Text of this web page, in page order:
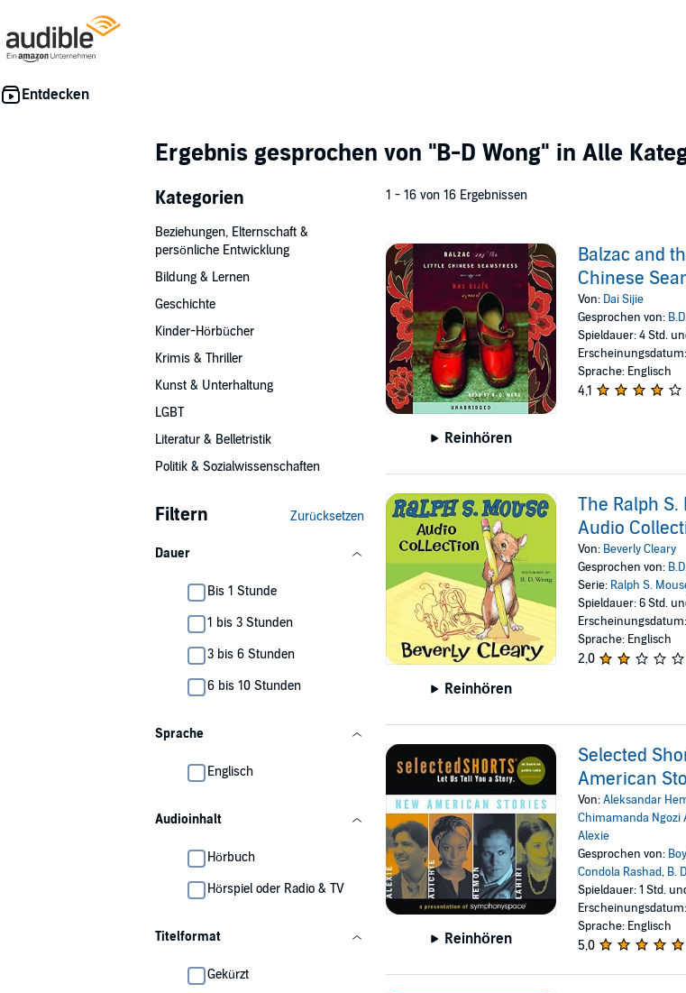
Ergebnis gesprochen von "B-D Wong" in Alle
Kategorien
Beziehungen, Elternschaft &
persönliche Entwicklung
Bildung & Lernen
Geschichte
Kinder-Hörbücher
Krimis & Thriller
Kunst & Unterhaltung
LGBT
Literatur & Belletristik
Politik & Sozialwissenschaften
Filtern Zurücksetzen
Dauer
Bis 1 Stunde
1 bis 3 Stunden
3 bis 6 Stunden
6 bis 10 Stunden
Sprache
Englisch
Audioinhalt
Hörbuch
Hörspiel oder Radio & TV
Titelformat
Gekürzt
1 - 16 von 16 Ergebnissen
Reinhören
Balzac and
Chinese
Von: Dai Sijie
Gesprochen von:
Spieldauer: 4 Std.
Erscheinungsdatum:
Sprache: Englisch
4,1
Reinhören
The Ralph S.
Audio
Von: Beverly Cleary
Gesprochen von:
Serie: Ralph S.
Spieldauer: 6 Std.
Erscheinungsdatum:
Sprache: Englisch
2,0
Reinhören
Selected
American
Von:Aleksandar
Chimamanda Ngozi
Alexie
Gesprochen von:
Condola Rashad, B.
Spieldauer: 1 Std.
Erscheinungsdatum:
Sprache: Englisch
5,0